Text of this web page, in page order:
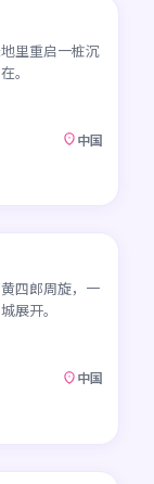
里重启一桩沉
。
中国
四郎周旋，一
展开。
中国